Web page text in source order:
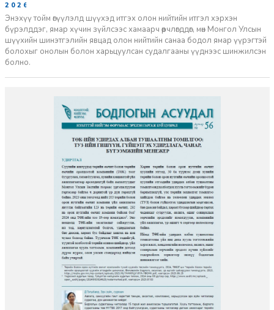
2026-06-11
Энэхүү тойм өгүүлэлд шүүхэд итгэх олон нийтийн итгэл хэрхэн
бүрэлддэг, ямар хүчин зүйлсээс хамаарч өөрчлөгддөг, мөн Монгол Улсын
шүүхийн шинэтгэлийн явцад олон нийтийн санаа бодол ямар үүрэгтэй
болохыг онолын болон харьцуулсан судалгааны үүднээс шинжилсэн
болно.